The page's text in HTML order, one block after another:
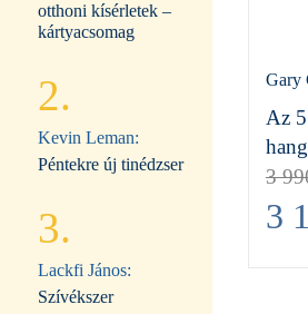
Gary
Az
3
3
otthoni kísérletek –
kártyacsomag
2.
Kevin Leman:
Péntekre új tinédzser
3.
Lackfi János:
Szívékszer